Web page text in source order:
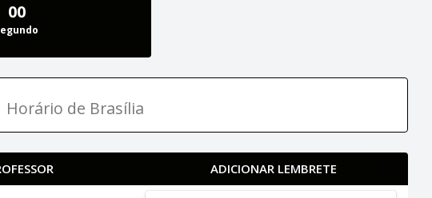
00
Horário de Brasília
ADICIONAR LEMBRETE